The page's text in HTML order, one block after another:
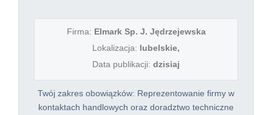
Firma: Elmark Sp. J. Jędrzejewska
Lokalizacja: lubelskie,
Data publikacji: dzisiaj
Twój zakres obowiązków: Reprezentowanie firmy w
kontaktach handlowych oraz doradztwo techniczne